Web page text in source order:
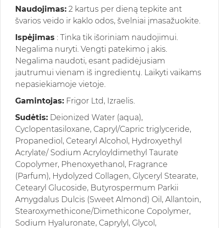
Naudojimas: 2 kartus per dieną tepkite ant
švarios veido ir kaklo odos, švelniai įmasažuokite.
Ispėjimas : Tinka tik išoriniam naudojimui.
Negalima nuryti. Vengti patekimo į akis.
Negalima naudoti, esant padidėjusiam
jautrumui vienam iš ingredientų. Laikyti vaikams
nepasiekiamoje vietoje.
Gamintojas: Frigor Ltd, Izraelis.
Sudėtis: Deionized Water (aqua),
Cyclopentasiloxane, Capryl/Capric triglyceride,
Propanediol, Cetearyl Alcohol, Hydroxyethyl
Acrylate/ Sodium Acryloyldimethyl Taurate
Copolymer, Phenoxyethanol, Fragrance
(Parfum), Hydolyzed Collagen, Glyceryl Stearate,
Cetearyl Glucoside, Butyrospermum Parkii
Amygdalus Dulcis (Sweet Almond) Oil, Allantoin,
Stearoxymethicone/Dimethicone Copolymer,
Sodium Hyaluronate, Caprylyl, Glycol,